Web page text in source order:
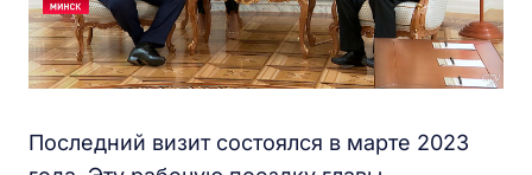
Последний визит состоялся в марте 2023